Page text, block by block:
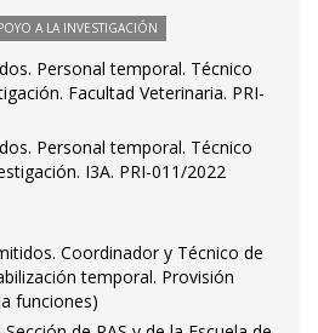
A LA INVESTIGACIÓN
Personal temporal. Técnico
Facultad Veterinaria. PRI-
Personal temporal. Técnico
I3A. PRI-011/2022
Coordinador y Técnico de
temporal. Provisión
funciones)